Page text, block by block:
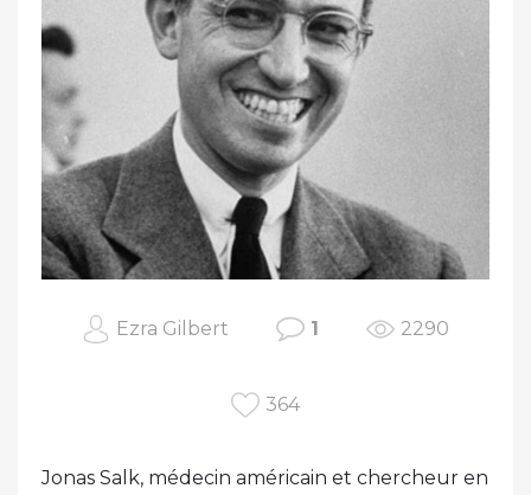
Ezra Gilbert 1 2290
364
Jonas Salk, médecin américain et chercheur en